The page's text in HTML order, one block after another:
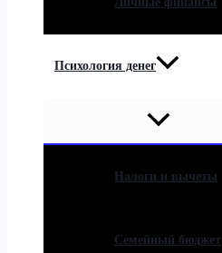
Психология денег
Налоги и вычеты
Семейный бюджет